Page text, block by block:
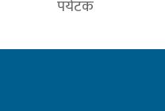
पर्यटक